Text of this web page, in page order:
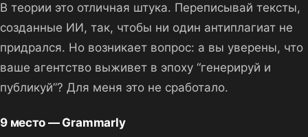
В теории это отличная штука. Переписывай тексты,
созданные ИИ, так, чтобы ни один антиплагиат не
придрался. Но возникает вопрос: а вы уверены, что
ваше агентство выживет в эпоху “генерируй и
публикуй”? Для меня это не сработало.
9 место — Grammarly